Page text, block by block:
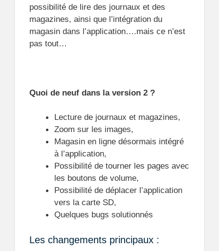
possibilité de lire des journaux et des
magazines, ainsi que l’intégration du
magasin dans l’application….mais ce n’est
pas tout…
Quoi de neuf dans la version 2 ?
Lecture de journaux et magazines,
Zoom sur les images,
Magasin en ligne désormais intégré
à l’application,
Possibilité de tourner les pages avec
les boutons de volume,
Possibilité de déplacer l’application
vers la carte SD,
Quelques bugs solutionnés
Les changements principaux :